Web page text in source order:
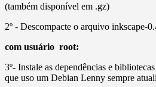
(também disponível em .gz)
2º - Descompacte o arquivo inkscape-
com usuário root:
3º- Instale as dependências e
que uso um Debian Lenny sempre